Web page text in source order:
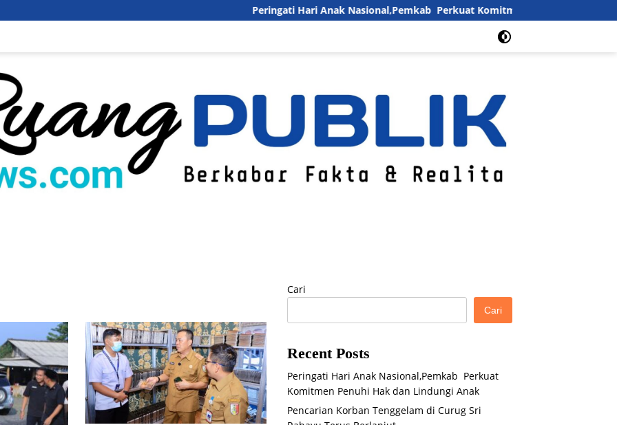
Peringati Hari Anak Nasional,Pemkab Perkuat Komitmen Penuhi Hak dan Lindungi
Cari
Cari
Recent Posts
Peringati Hari Anak Nasional,Pemkab Perkuat
Komitmen Penuhi Hak dan Lindungi Anak
Pencarian Korban Tenggelam di Curug Sri